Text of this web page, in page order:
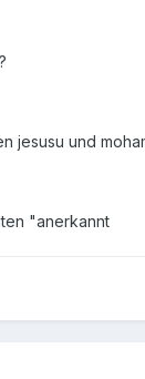
und
"anerkannt